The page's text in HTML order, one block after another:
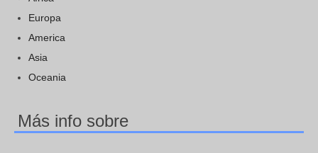
Europa
America
Asia
Oceania
Más info sobre